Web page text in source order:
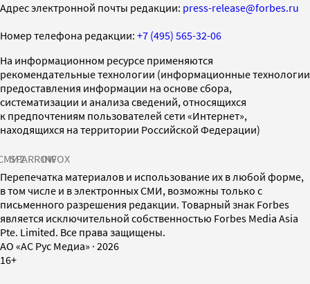
Адрес электронной почты редакции: press-release@forbes.ru
Номер телефона редакции: +7 (495) 565-32-06
На информационном ресурсе применяются
рекомендательные технологии (информационные технологии
предоставления информации на основе сбора,
систематизации и анализа сведений, относящихся
к предпочтениям пользователей сети «Интернет»,
находящихся на территории Российской Федерации)
SPARROWINFOX
Перепечатка материалов и использование их в любой форме,
в том числе и в электронных СМИ, возможны только с
письменного разрешения редакции. Товарный знак Forbes
является исключительной собственностью Forbes Media Asia
Pte. Limited. Все права защищены.
AO «АС Рус Медиа» · 2026
16+